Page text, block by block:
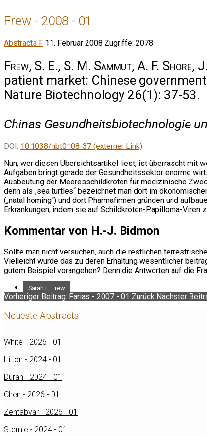
Frew - 2008 - 01
Abstracts F 11. Februar 2008 Zugriffe: 2078
Frew, S. E., S. M. Sammut, A. F. Shore,
patient market: Chinese
Nature Biotechnology 26(1): 37-53.
Chinas Gesundheitsbiotechnologie
DOI: 10.1038/nbt0108-37 (externer Link)
Nun, wer diesen Übersichtsartikel liest, ist überrascht mit
Aufgaben bringt gerade der Gesundheitssektor enorme
Ausbeutung der Meeresschildkröten für medizinische
denn als „sea turtles“ bezeichnet man dort im
(„natal homing“) und dort Pharmafirmen gründen und
Erkrankungen, indem sie auf Schildkröten-Papilloma-
Kommentar von H.-J. Bidmon
Sollte man nicht versuchen, auch die restlichen
Vielleicht würde das zu deren Erhaltung wesentlicher
gutem Beispiel vorangehen? Denn die Antworten auf die
Sarah E. Frew
Vorheriger Beitrag: Farias - 2007 - 01 Zurück Nächster
Neueste Abstracts
White - 2026 - 01
Hilton - 2024 - 01
Duran - 2024 - 01
Chen - 2026 - 01
Zehtabvar - 2026 - 01
Stemle - 2024 - 01